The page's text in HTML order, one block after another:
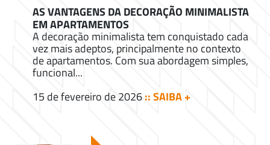
AS VANTAGENS DA DECORAÇÃO MINIMALISTA
EM APARTAMENTOS
A decoração minimalista tem conquistado cada
vez mais adeptos, principalmente no contexto
de apartamentos. Com sua abordagem simples,
funcional...
15 de fevereiro de 2026:: SAIBA +